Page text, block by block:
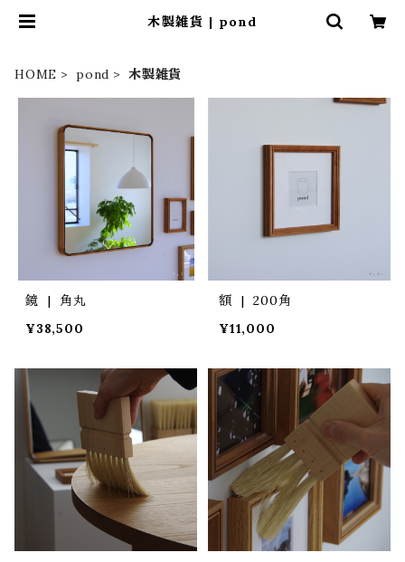
木製雑貨 | pond
HOME pond 木製雑貨
鏡 | 角丸
¥38,500
額 | 200角
¥11,000